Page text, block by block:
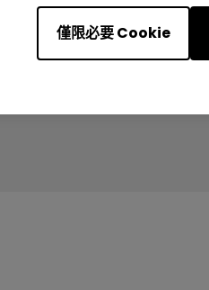
僅限必要 Cookie